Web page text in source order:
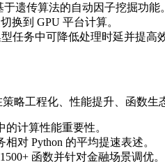
遗传算法的自动因子挖掘功能。
换到 GPU 平台计算。
任务中可降低处理时延并提高
略工程化、性能提升、函数生
计算性能重要性。
对 Python 的平均提速表述。
函数并针对金融场景调优。